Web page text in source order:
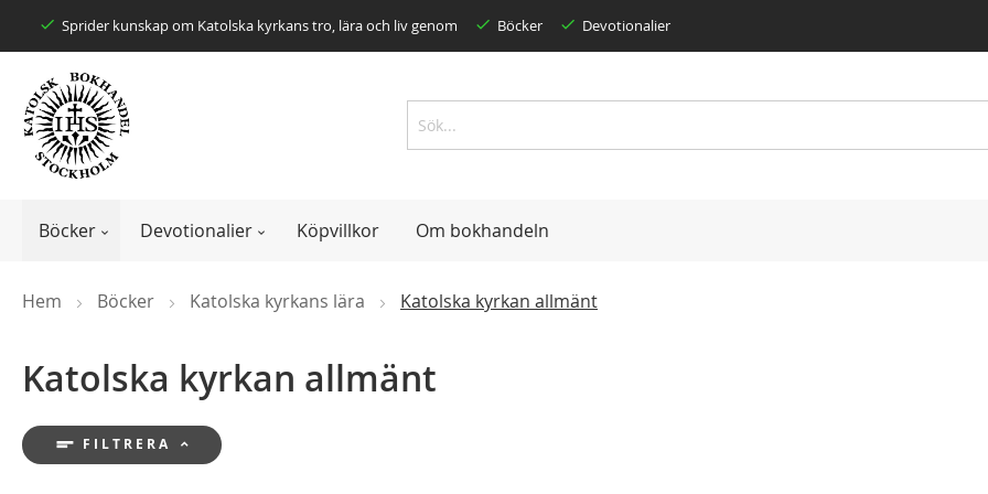
Skip Sprider kunskap om Katolska kyrkans tro, lära och liv genom Böcker Devotionalier
Search
Böcker Devotionalier Köpvillkor Om bokhandeln
Hem Böcker Katolska kyrkans lära Katolska kyrkan allmänt
Katolska kyrkan allmänt
short_text FILTRERA keyboard_arrow_up